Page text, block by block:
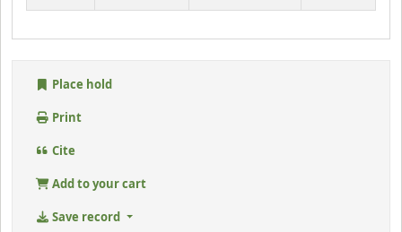
Place hold
Print
Cite
Add to your cart
Save record